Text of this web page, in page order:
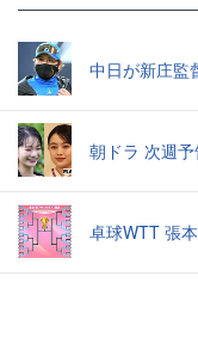
中日が新庄監
朝ドラ 次週予
卓球WTT 張